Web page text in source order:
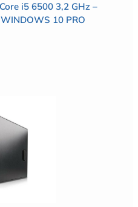
i5 6500 3,2 GHz –
10 PRO